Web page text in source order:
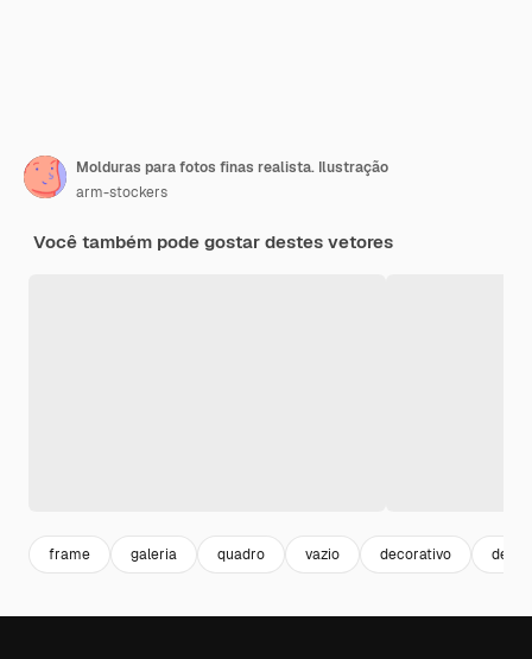
Molduras para fotos finas realista. Ilustração
arm-stockers
Você também pode gostar destes vetores
frame galeria quadro vazio decorativo